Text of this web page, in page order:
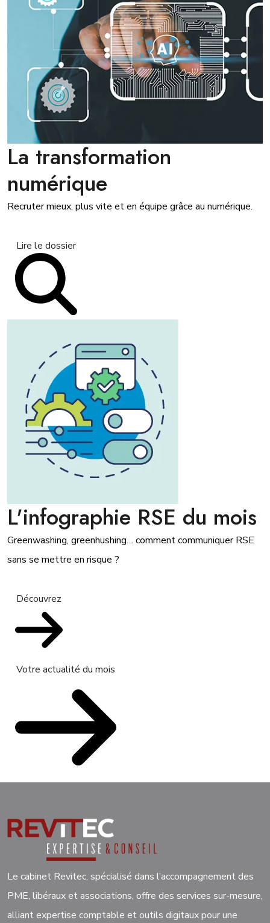
La transformation
numérique
Recruter mieux, plus vite et en équipe grâce au numérique.
Lire le dossier
L'infographie RSE du mois
Greenwashing, greenhushing… comment communiquer RSE
sans se mettre en risque ?
Découvrez
Votre actualité du mois
Le cabinet Revitec, spécialisé dans l’accompagnement des
PME, libéraux et associations, offre des services sur-mesure,
alliant expertise comptable et outils digitaux pour une